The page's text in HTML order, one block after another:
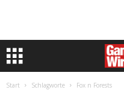
Start Schlagworte Fox n Forests